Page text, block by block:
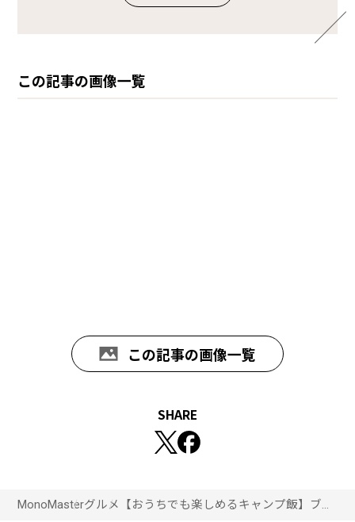
この記事の画像一覧
この記事の画像一覧
SHARE
MonoMasterグルメ
【おうちでも楽しめるキャンプ飯】ブー